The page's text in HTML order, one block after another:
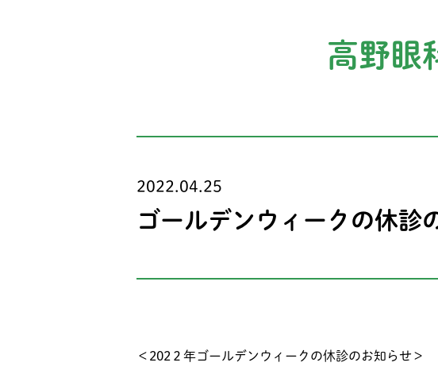
高野眼
2022.04.25
ゴールデンウィークの休診
＜202２年ゴールデンウィークの休診のお知らせ＞